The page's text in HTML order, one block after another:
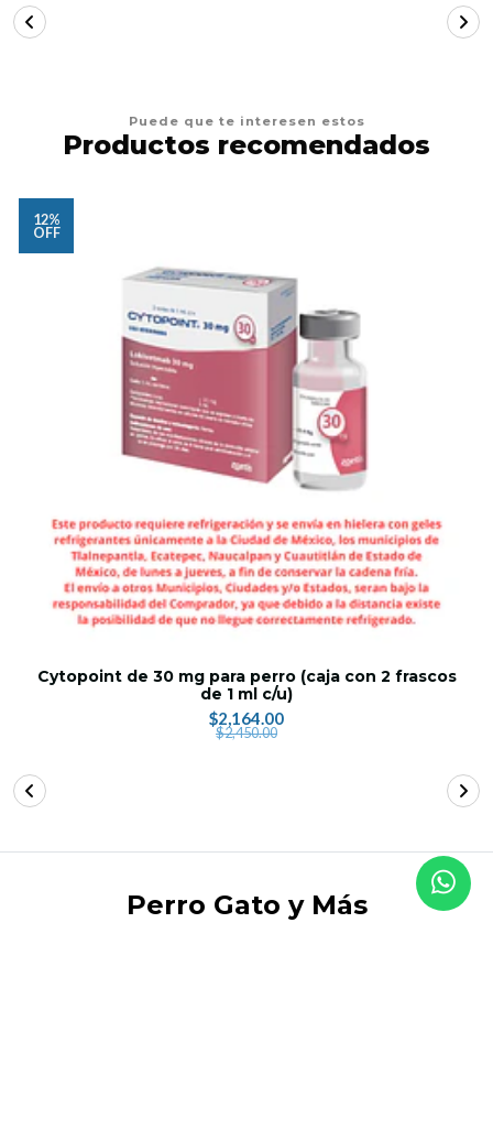
Puede que te interesen estos
Productos recomendados
12%
OFF
Cytopoint de 30 mg para perro (caja con 2 frascos
de 1 ml c/u)
$2,164.00
$2,450.00
Perro Gato y Más